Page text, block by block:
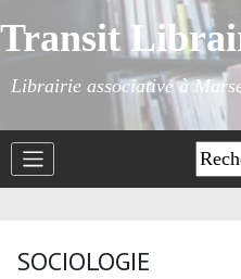
Transit
Librairie associative à
SOCIOLOGIE